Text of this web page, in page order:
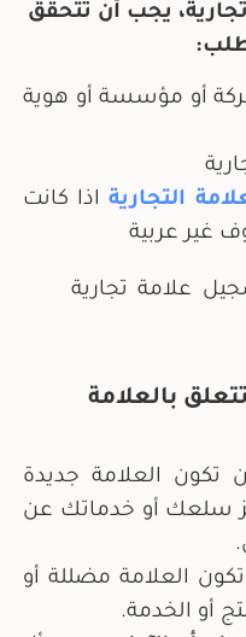
يجب أن تتحقق
أو مؤسسة أو هوية
التجاريةاذا كانت
غير عربية
بالعلامة
تكون العلامة جديدة
سلعك أو خدماتك عن
العلامة مضللة أو
أو الخدمة.